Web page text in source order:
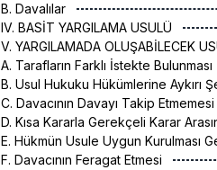
B. Davalılar
IV. BASİT YARGILAMA USULÜ
V. YARGILAMADA OLUŞABİLECEK
A. Tarafların Farklı İstekte Bulunması
B. Usul Hukuku Hükümlerine Aykırı
C. Davacının Davayı Takip Etmemesi
D. Kısa Kararla Gerekçeli Karar
E. Hükmün Usule Uygun Kurulması
F. Davacının Feragat Etmesi